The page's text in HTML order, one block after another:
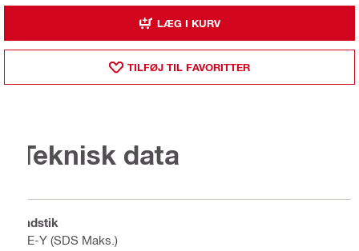
LÆG I KURV
TILFØJ TIL FAVORITTER
Teknisk data
Indstik
TE-Y (SDS Maks.)